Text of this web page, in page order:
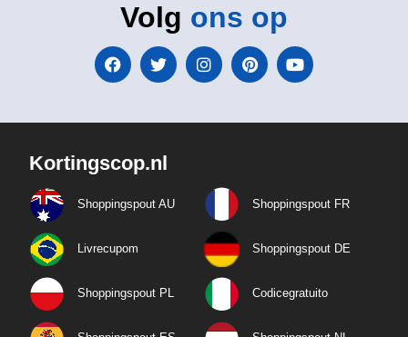
Volg ons op
Kortingscop.nl
Shoppingspout AU Shoppingspout FR
Livrecupom Shoppingspout DE
Shoppingspout PL Codicegratuito